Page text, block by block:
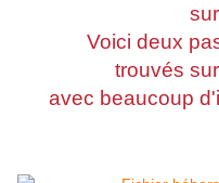
Voici deux
trouvés
avec beaucoup